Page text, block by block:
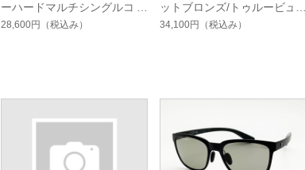
ーハードマルチシングルコー
ト
28,600円 （税込み）
ットブロンズ/トゥルービュ
ーフォーカスハードマルチシ
34,100円 （税込み）